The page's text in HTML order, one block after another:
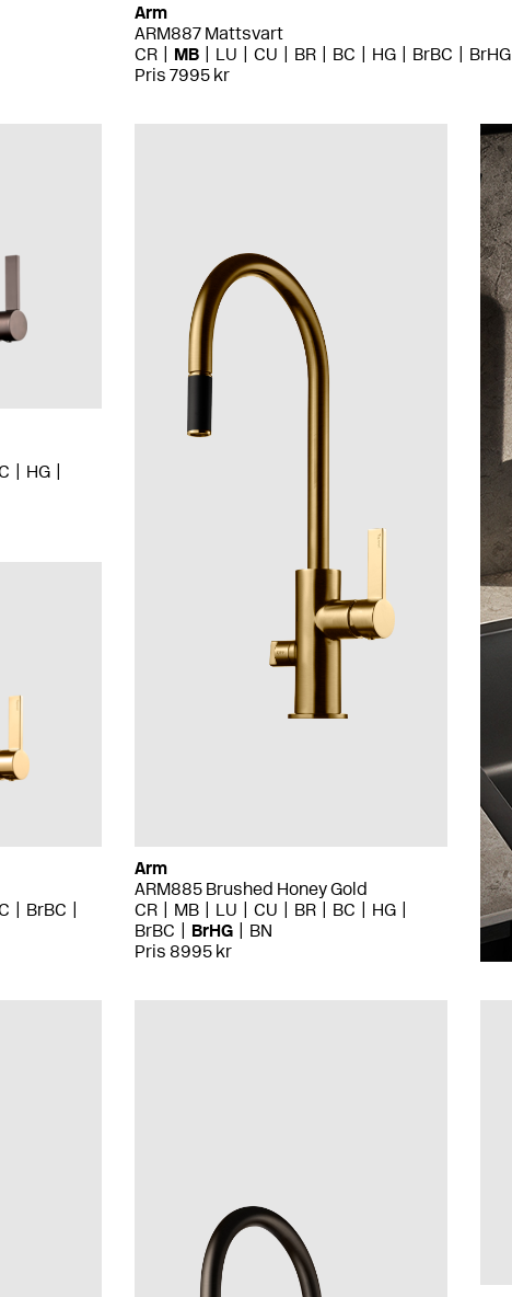
Arm
ARM887 Mattsvart
CR
MB LU CU BR BC HG BrBC BrHG
Pris 7995 kr
HG
Arm
ARM885 Brushed Honey Gold
CR
MB LU CU BR BC
HG
BrBC
BrHG
BN
Pris 8995 kr
BrBC